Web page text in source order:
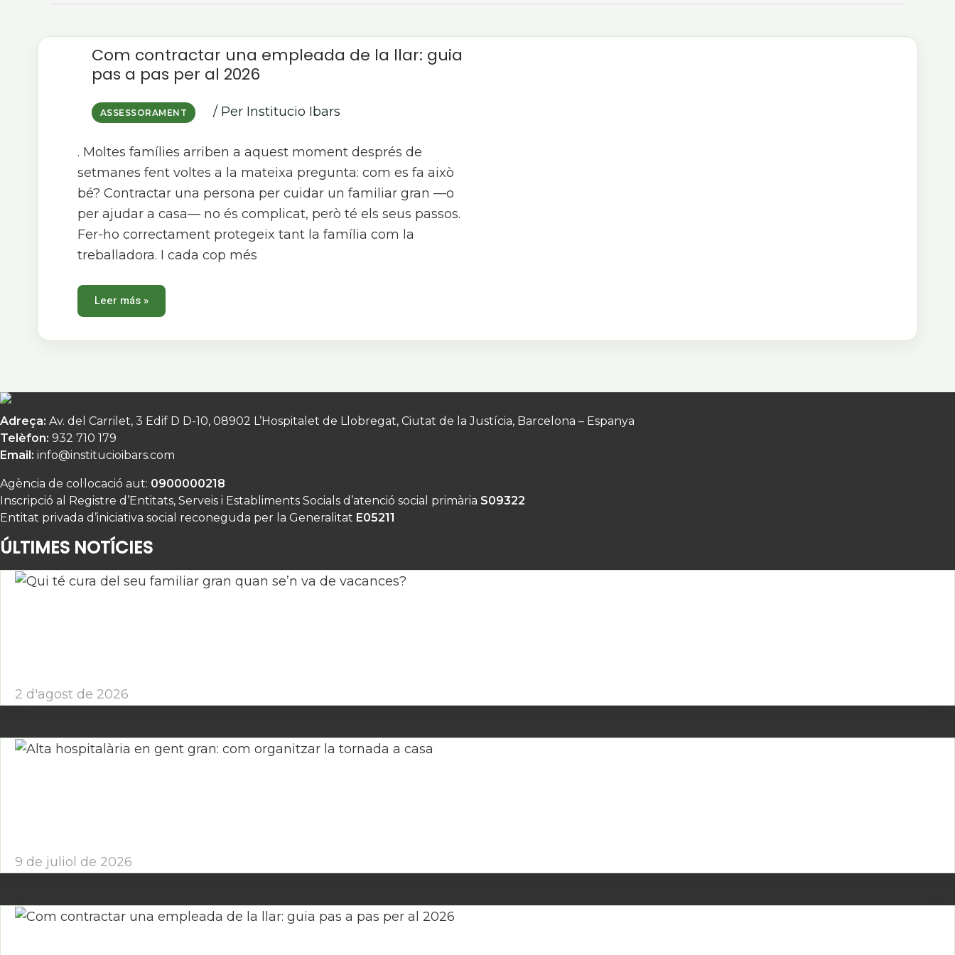
Com contractar una empleada de la llar: guia
pas a pas per al 2026
ASSESSORAMENT / Per Institucio Ibars
. Moltes famílies arriben a aquest moment després de
setmanes fent voltes a la mateixa pregunta: com es fa això
bé? Contractar una persona per cuidar un familiar gran —o
per ajudar a casa— no és complicat, però té els seus passos.
Fer-ho correctament protegeix tant la família com la
treballadora. I cada cop més
Com
contractar
una
empleada
de
llar:
guia
pas
pas
per
al
2026
Leer más »
Adreça: Av. del Carrilet, 3 Edif D D-10, 08902 L’Hospitalet de Llobregat, Ciutat de la Justícia, Barcelona – Espanya
Telèfon: 932 710 179
Email: info@institucioibars.com
Agència de col·locació aut: 0900000218
Inscripció al Registre d’Entitats, Serveis i Establiments Socials d’atenció social primària S09322
Entitat privada d’iniciativa social reconeguda per la Generalitat E05211
ÚLTIMES NOTÍCIES
2 d'agost de 2026
9 de juliol de 2026